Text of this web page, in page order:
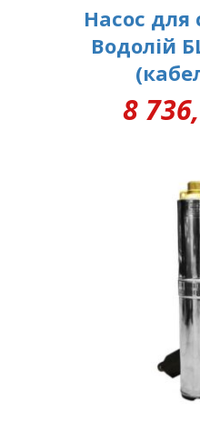
Насос для
Водолій
8